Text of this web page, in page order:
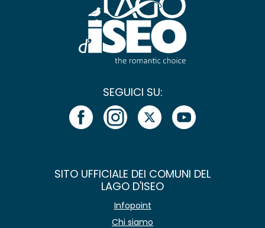
SEGUICI SU:
SITO UFFICIALE DEI COMUNI DEL
LAGO D'ISEO
Infopoint
Chi siamo